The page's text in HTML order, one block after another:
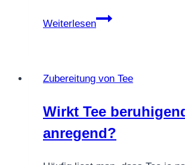
Weiterlesen
Kann
Gläsern
Zubereitung von Tee
Wirkt Tee
anregend?